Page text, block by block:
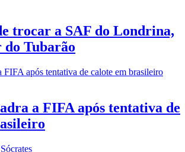
trocar a SAF do Londrina,
do Tubarão
a FIFA após tentativa de